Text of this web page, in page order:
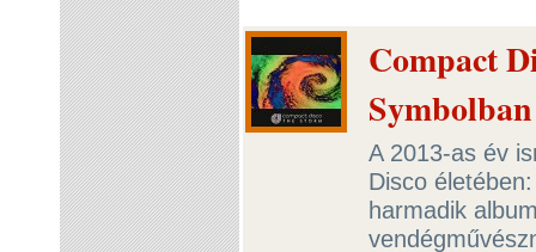
Compact
Symbolban
A 2013-as év
Disco
harmadik